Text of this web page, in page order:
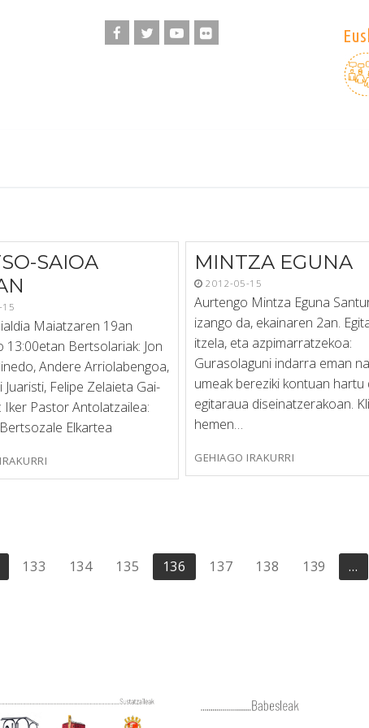
SAIOA
Maiatzaren 19an
13:00etan Bertsolariak: Jon
Andere Arriolabengoa,
Juaristi, Felipe Zelaieta Gai-
Iker Pastor Antolatzailea:
Elkartea
MINTZA EGUNA
2012-05-15
Aurtengo Mintza Eguna
izango da, ekainaren 2an.
itzela, eta azpimarratzekoa:
Gurasolaguni indarra eman
umeak bereziki kontuan hartu
egitaraua diseinatzerakoan.
hemen…
GEHIAGO IRAKURRI
133 134 135 136 137 138 139 …